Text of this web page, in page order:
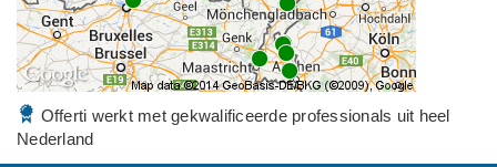
Offerti werkt met gekwalificeerde professionals uit heel
Nederland